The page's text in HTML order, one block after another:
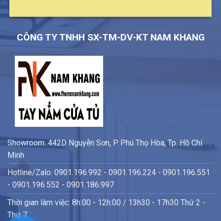
CÔNG TY TNHH SX-TM-DV-KT NAM KHANG
Showroom: 442D Nguyễn Sơn, P. Phú Thọ Hòa, Tp. Hồ Chí
Minh
Hotline/Zalo: 0901.196.992 - 0901.196.224 - 0901.196.551
- 0901.196.552 - 0901.186.997
Thời gian làm việc: 8h:00 - 12h:00 / 13h30 - 17h30 Thứ 2 -
Thứ 7